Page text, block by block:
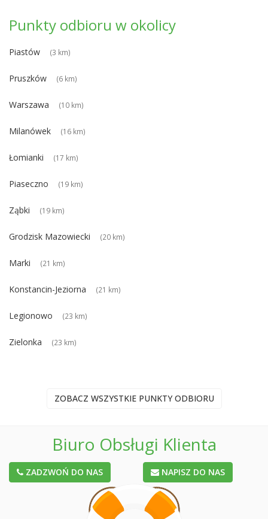
Punkty odbioru w okolicy
Piastów (3 km)
Pruszków (6 km)
Warszawa (10 km)
Milanówek (16 km)
Łomianki (17 km)
Piaseczno (19 km)
Ząbki (19 km)
Grodzisk Mazowiecki (20 km)
Marki (21 km)
Konstancin-Jeziorna (21 km)
Legionowo (23 km)
Zielonka (23 km)
ZOBACZ WSZYSTKIE PUNKTY ODBIORU
Biuro Obsługi Klienta
ZADZWOŃ DO NAS NAPISZ DO NAS